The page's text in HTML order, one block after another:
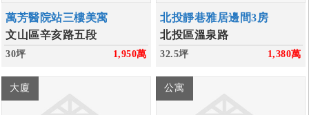
萬芳醫院站三樓美寓
文山區辛亥路五段
30坪 1,950萬
北投靜巷雅居邊間3房
北投區溫泉路
32.5坪 1,380萬
大廈 公寓